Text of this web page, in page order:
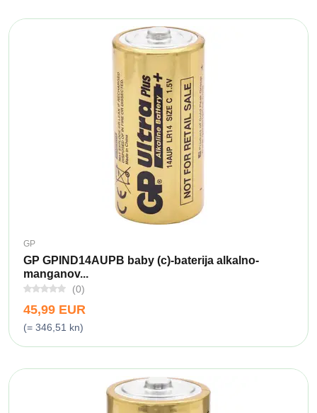
GP
GP GPIND14AUPB baby (c)-baterija alkalno-
manganov...
(0)
45,99 EUR
(= 346,51 kn)